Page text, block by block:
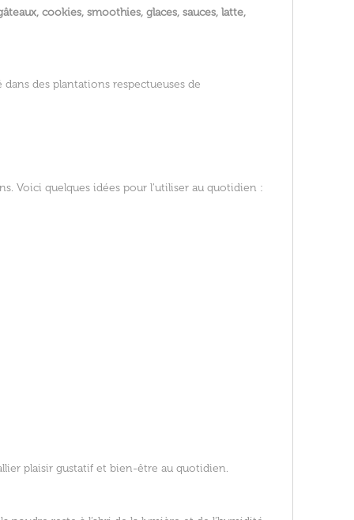
cookies, smoothies, glaces, sauces, latte,
des plantations respectueuses de
Voici quelques idées pour l'utiliser au quotidien :
plaisir gustatif et bien-être au quotidien.